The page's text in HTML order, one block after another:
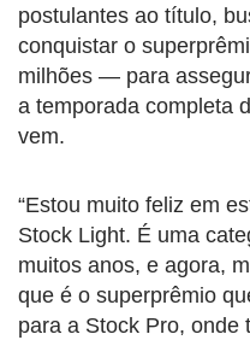
postulantes ao título,
conquistar o
milhões — para
a temporada completa
vem.
“Estou muito feliz em
Stock Light. É uma
muitos anos, e agora,
que é o superprêmio
para a Stock Pro, onde